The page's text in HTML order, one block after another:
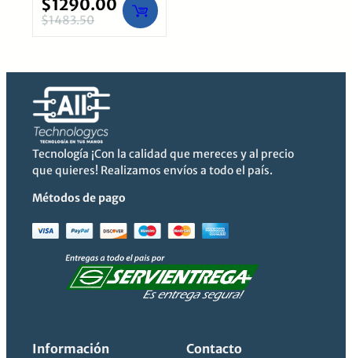
$1483.50
original
era:
$1483.50.
$1290.00
actual
es:
$1290.00.
Tecnología ¡Con la calidad que mereces y al precio
que quieres! Realizamos envíos a todo el país.
Métodos de pago
Información Contacto